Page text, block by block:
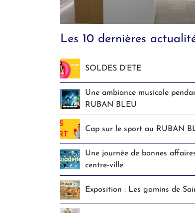
Les 10 dernières
SOLDES D'ETE
Une ambiance musicale
RUBAN BLEU
Cap sur le sport au RUBAN
Une journée de bonnes
centre-ville
Exposition : Les gamins de